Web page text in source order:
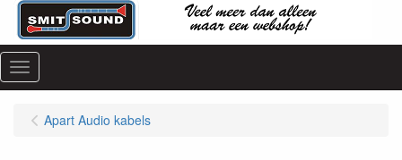
Menu
Apart Audio kabels